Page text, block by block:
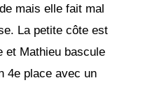
mais elle fait mal
La petite côte est
et Mathieu bascule
4e place avec un